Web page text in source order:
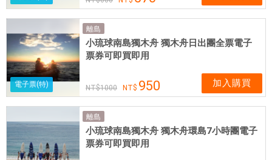
電子票(特)
離島
小琉球南島獨木舟 獨木舟日出團全票電子
票券可即買即用
1000 950 加入購買
離島
小琉球南島獨木舟 獨木舟環島7小時團電子
票券可即買即用